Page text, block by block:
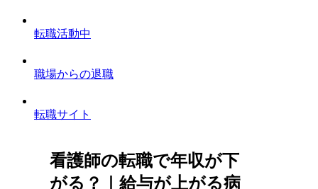
転職活動中
職場からの退職
転職サイト
看護師の転職で年収が下
がる？｜給与が上がる病